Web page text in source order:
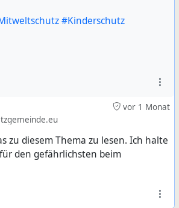
#Kinderschutz
vor 1 Monat
zu diesem Thema zu lesen. Ich halte
den gefährlichsten beim